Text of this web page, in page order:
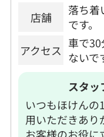
店舗
落ち着
です。
アクセス 車で
ないで
スタッ
いつもほけん
用いただきあり